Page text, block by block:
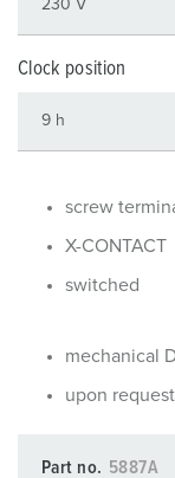
Clock position
screw
X-CONTACT
switched
mechanical
upon
Part no. 5887A